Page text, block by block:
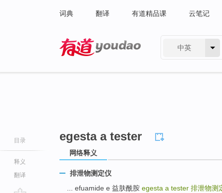
词典 翻译 有道精品课 云笔记
中英
目录
释义
翻译
egesta a tester
网络释义
排泄物测定仪
... efuamide e 益肤酰胺 egesta a tester 排泄物测